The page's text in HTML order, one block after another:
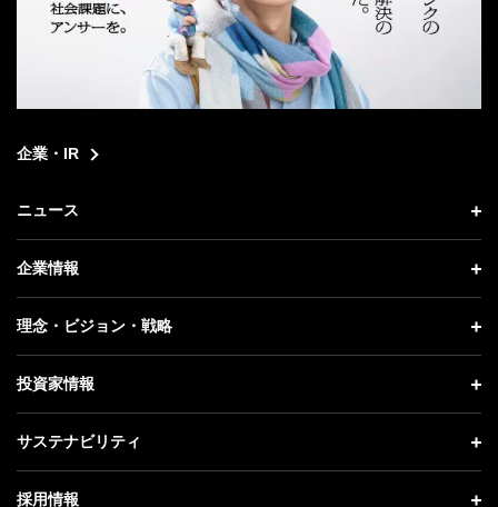
企業・IR
ニュース
ニュース トップ
プレスリリース
更新情報
記者説明会
企業情報
企業情報 トップ
社長メッセージ
事業紹介
ガバナンス
理念・ビジョン・戦略
理念・ビジョン・戦略 トップ
成長戦略「Activate AI for Society」
投資家情報
投資家情報 トップ
経営方針
サステナビリティ
サステナビリティ トップ
採用情報